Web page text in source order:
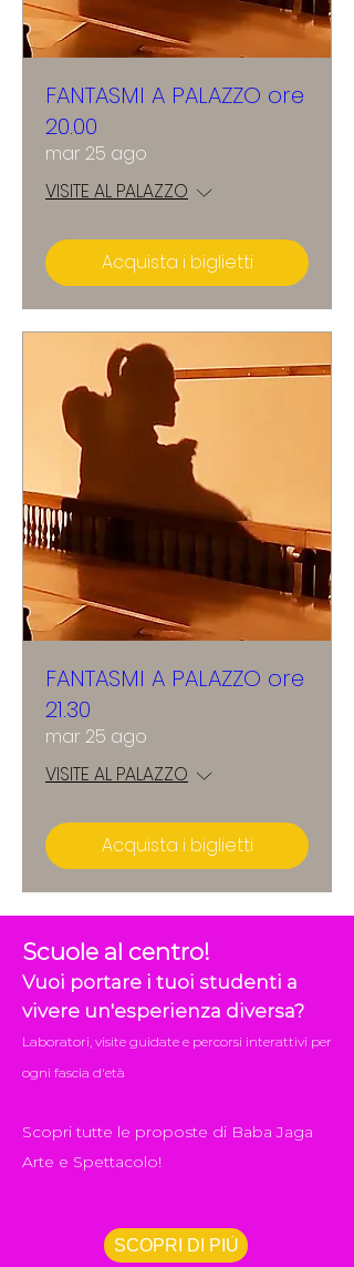
FANTASMI A PALAZZO ore
20.00
mar 25 ago
VISITE AL PALAZZO
Acquista i biglietti
FANTASMI A PALAZZO ore
21.30
mar 25 ago
VISITE AL PALAZZO
Acquista i biglietti
Scuole al centro!
Vuoi portare i tuoi studenti a
vivere un'esperienza diversa?
Laboratori, visite guidate e percorsi interattivi per
ogni fascia d'età
Scopri tutte le proposte di Baba Jaga
Arte e Spettacolo!
SCOPRI DI PIÙ